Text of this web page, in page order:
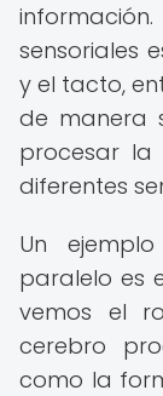
sensoriales
y el tacto,
de manera
procesar la
diferentes
Un
paralelo es
vemos el
cerebro
como la